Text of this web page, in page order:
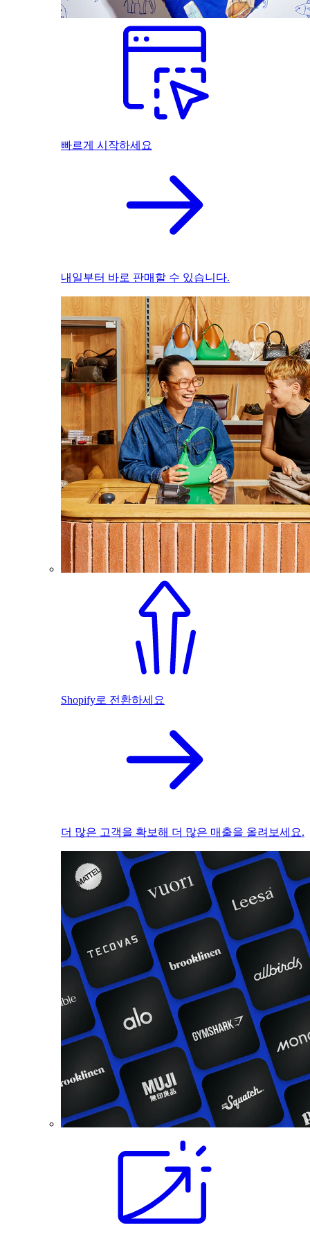
빠르게 시작하세요
내일부터 바로 판매할 수 있습니다.
Shopify로 전환하세요
더 많은 고객을 확보해 더 많은 매출을 올려보세요.